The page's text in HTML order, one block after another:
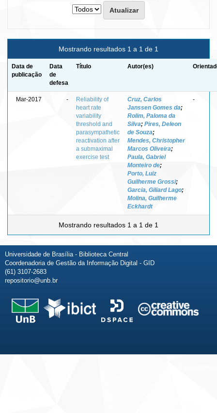
Mostrando resultados 1 a 1 de 1
Data de
publicação
Data
de
defesa
Título Autor(es)
Mar-2017 -
Reliability of
heart rate
variability
threshold and
parasympathetic
reactivation after
a submaximal
exercise test
Cruz, Carlos
Janssen Gomes da;
Rolim, Paloma da
Silva; Pires, Deleon
de Souza;
Mendes, Christopher
Marcos Oliveira;
Paula, Gabriel
Monteiro de;
Porto, Luiz
Guilherme Grossi;
Garcia, Giliard Lago;
Molina, Guilherme
Eckhardt
-
Mostrando resultados 1 a 1 de 1
Universidade de Brasília - Biblioteca Central
Coordenadoria de Gestão da Informação Digital - GID
(61) 3107-2683
repositorio@unb.br